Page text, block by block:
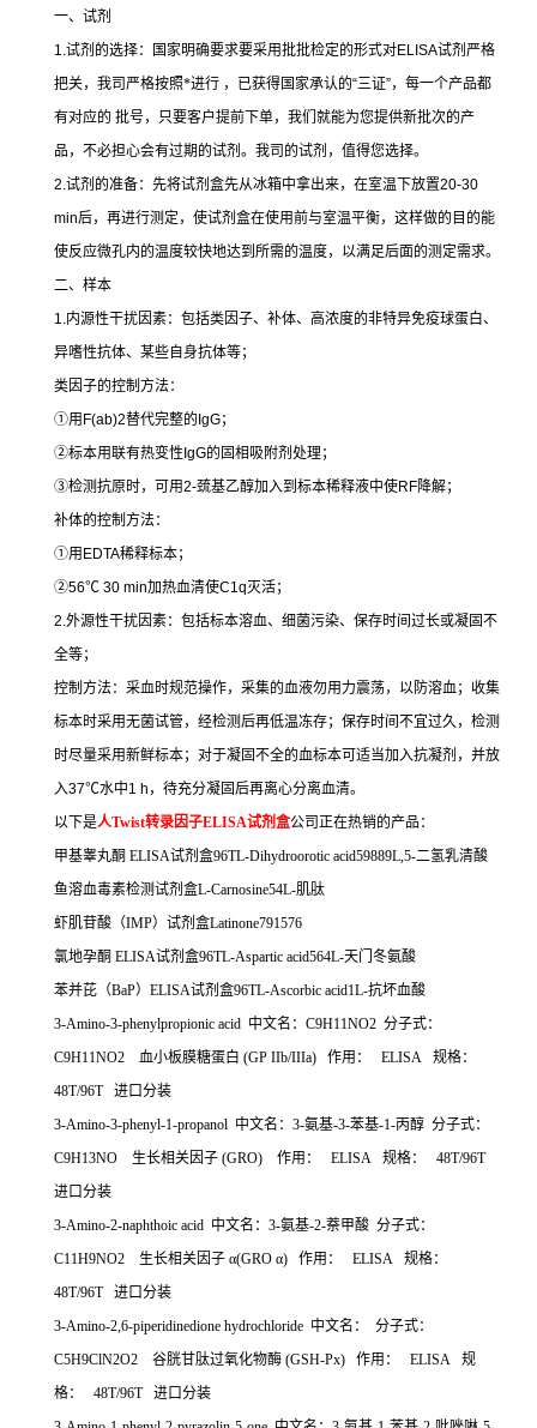
一、试剂
1.试剂的选择：国家明确要求要采用批批检定的形式对ELISA试剂严格
把关，我司严格按照*进行 ，已获得国家承认的“三证”，每一个产品都
有对应的 批号，只要客户提前下单，我们就能为您提供新批次的产
品，不必担心会有过期的试剂。我司的试剂，值得您选择。
2.试剂的准备：先将试剂盒先从冰箱中拿出来，在室温下放置20-30
min后，再进行测定，使试剂盒在使用前与室温平衡，这样做的目的能
使反应微孔内的温度较快地达到所需的温度，以满足后面的测定需求。
二、样本
1.内源性干扰因素：包括类因子、补体、高浓度的非特异免疫球蛋白、
异嗜性抗体、某些自身抗体等；
类因子的控制方法：
①用 F(ab)2替代完整的 IgG；
②标本用联有热变性 IgG的固相吸附剂处理；
③检测抗原时，可用2-巯基乙醇加入到标本稀释液中使RF降解；
补体的控制方法：
①用 EDTA稀释标本；
②56℃ 30 min加热血清使C1q灭活；
2.外源性干扰因素：包括标本溶血、细菌污染、保存时间过长或凝固不
全等；
控制方法：采血时规范操作，采集的血液勿用力震荡，以防溶血；收集
标本时采用无菌试管，经检测后再低温冻存；保存时间不宜过久，检测
时尽量采用新鲜标本；对于凝固不全的血标本可适当加入抗凝剂，并放
入37℃水中1 h ，待充分凝固后再离心分离血清。
以下是人Twist转录因子ELISA试剂盒公司正在热销的产品：
甲基睾丸酮 ELISA试剂盒96TL-Dihydroorotic acid59889L,5-二氢乳清酸
鱼溶血毒素检测试剂盒L-Carnosine54L-肌肽
虾肌苷酸（IMP）试剂盒Latinone791576
氯地孕酮 ELISA试剂盒96TL-Aspartic acid564L-天门冬氨酸
苯并芘（BaP） ELISA试剂盒96TL-Ascorbic acid1L-抗坏血酸
3-Amino-3-phenylpropionic acid 中文名： C9H11NO2 分子式：
C9H11NO2 血小板膜糖蛋白 (GP IIb/IIIa) 作用： ELISA 规格：
48T/96T 进口分装
3-Amino-3-phenyl-1-propanol 中文名： 3-氨基-3-苯基-1-丙醇 分子式：
C9H13NO 生长相关因子 (GRO) 作用： ELISA 规格：
48T/96T
进口分装
3-Amino-2-naphthoic acid 中文名： 3-氨基-2-萘甲酸 分子式：
C11H9NO2 生长相关因子 α(GRO α) 作用： ELISA 规格：
48T/96T 进口分装
3-Amino-2,6-piperidinedione hydrochloride 中文名：
分子式：
C5H9ClN2O2 谷胱甘肽过氧化物酶 (GSH-Px) 作用： ELISA 规
格：
48T/96T 进口分装